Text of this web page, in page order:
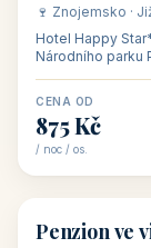
🍷 Znojemsko ·
Hotel Happy
Národního parku
CENA OD
875 Kč
/ noc / os.
🏡 penzion
Penzion ve